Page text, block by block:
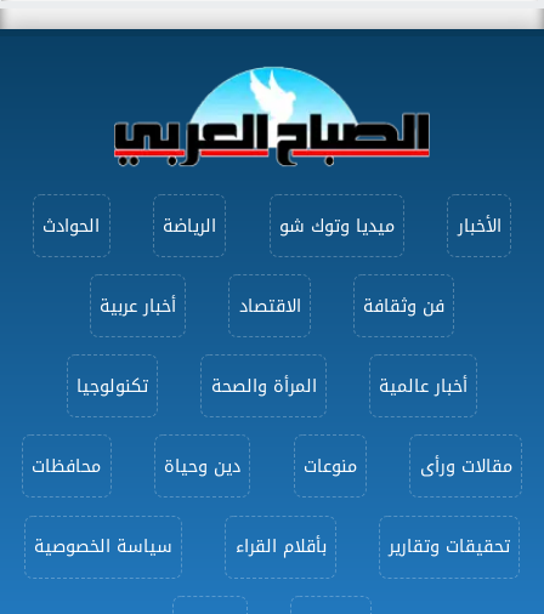
الأخبار ميديا وتوك شو الرياضة الحوادث
فن وثقافة الاقتصاد أخبار عربية
أخبار عالمية المرأة والصحة تكنولوجيا
مقالات ورأى منوعات دين وحياة محافظات
تحقيقات وتقارير بأقلام القراء سياسة الخصوصية